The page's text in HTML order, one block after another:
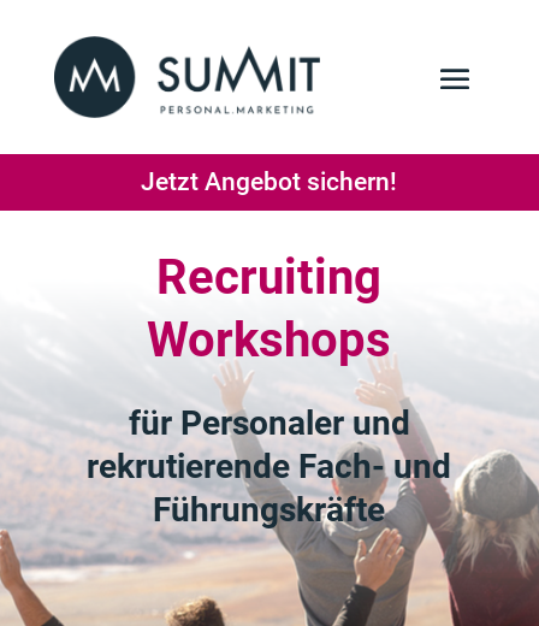
Jetzt Angebot sichern!
Recruiting
Workshops
für Personaler und
rekrutierende Fach- und
Führungskräfte